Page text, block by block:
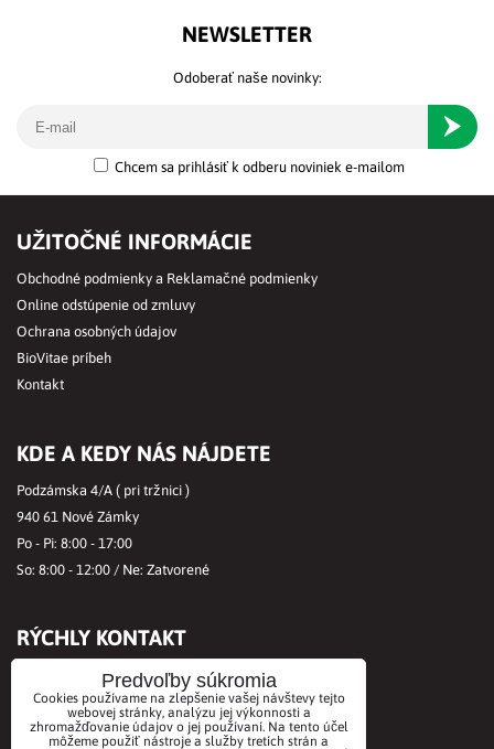
NEWSLETTER
Odoberať naše novinky:
Chcem sa prihlásiť k odberu noviniek e-mailom
UŽITOČNÉ INFORMÁCIE
Obchodné podmienky a Reklamačné podmienky
Online odstúpenie od zmluvy
Ochrana osobných údajov
BioVitae príbeh
Kontakt
KDE A KEDY NÁS NÁJDETE
Podzámska 4/A ( pri tržnici )
940 61 Nové Zámky
Po - Pi: 8:00 - 17:00
So: 8:00 - 12:00 / Ne: Zatvorené
RÝCHLY KONTAKT
+421356421513
Mobil:+421901712584
Email:office@biovitae.sk
Predvoľby súkromia
Cookies používame na zlepšenie vašej návštevy tejto
webovej stránky, analýzu jej výkonnosti a
zhromažďovanie údajov o jej používaní. Na tento účel
môžeme použiť nástroje a služby tretích strán a